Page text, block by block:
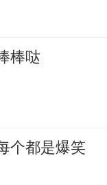
棒哒
个都是爆笑